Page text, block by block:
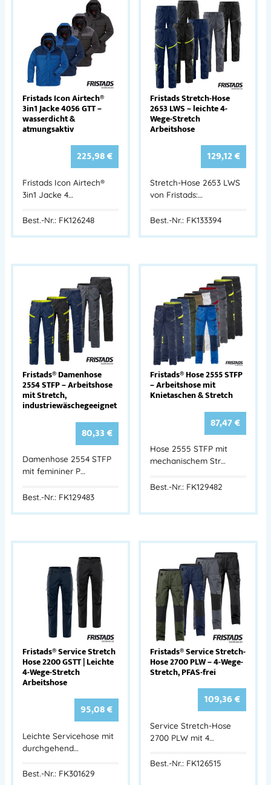
Fristads Icon Airtech®
3in1 Jacke 4056 GTT –
wasserdicht &
atmungsaktiv
225,98€
Fristads Icon Airtech®
3in1 Jacke 4…
Best.-Nr.: FK126248
Fristads Stretch-Hose
2653 LWS – leichte 4-
Wege-Stretch
Arbeitshose
129,12€
Stretch-Hose 2653 LWS
von Fristads:…
Best.-Nr.: FK133394
Fristads® Damenhose
2554 STFP – Arbeitshose
mit Stretch,
industriewäschegeeignet
80,33€
Damenhose 2554 STFP
mit femininer P…
Best.-Nr.: FK129483
Fristads® Hose 2555 STFP
– Arbeitshose mit
Knietaschen & Stretch
87,47€
Hose 2555 STFP mit
mechanischem Str…
Best.-Nr.: FK129482
Fristads® Service Stretch
Hose 2200 GSTT | Leichte
4-Wege-Stretch
Arbeitshose
95,08€
Leichte Servicehose mit
durchgehend…
Best.-Nr.: FK301629
Fristads® Service Stretch-
Hose 2700 PLW – 4-Wege-
Stretch, PFAS-frei
109,36€
Service Stretch-Hose
2700 PLW mit 4…
Best.-Nr.: FK126515